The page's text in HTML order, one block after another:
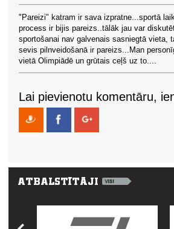
"Pareizi" katram ir sava izpratne...sportā
process ir bijis pareizs..tālāk jau var
sportošanai nav galvenais sasniegtā vieta,
sevis pilnveidošanā ir pareizs...Man
vietā Olimpiādē un grūtais ceļš uz to....
Lai pievienotu komentāru,